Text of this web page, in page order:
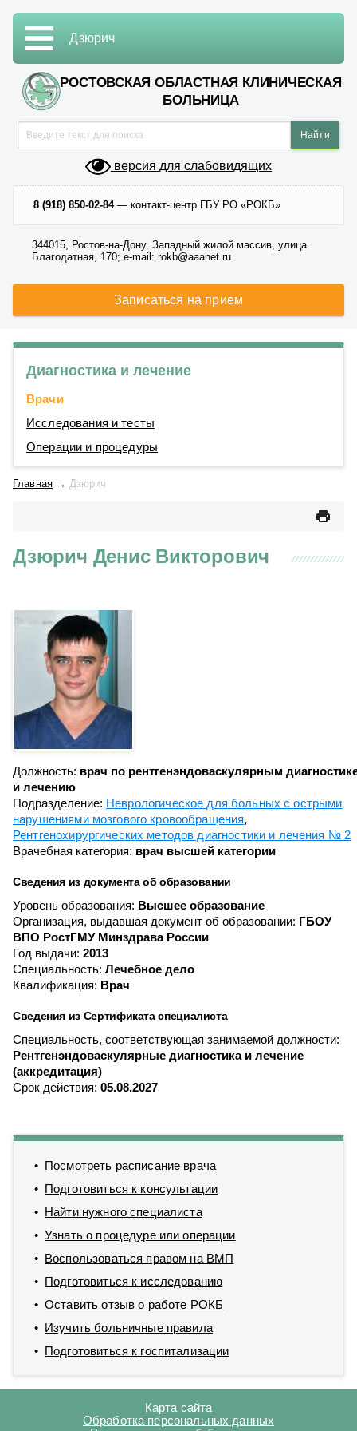
РОСТОВСКАЯ ОБЛАСТНАЯ КЛИНИЧЕСКАЯ
БОЛЬНИЦА
версия для слабовидящих
8 (918) 850-02-84— контакт-центр ГБУ РО «РОКБ»
344015, Ростов-на-Дону, Западный жилой массив, улица
Благодатная, 170; e-mail: rokb@aaanet.ru
Записаться на прием
Дзюрич
Диагностика и лечение
Врачи
Исследования и тесты
Операции и процедуры
Главная →Дзюрич
Дзюрич Денис Викторович
Должность: врач по рентгенэндоваскулярным
и лечению
Подразделение: Неврологическое для больных с острыми
нарушениями мозгового кровообращения
Рентгенохирургических методов диагностики и лечения № 2
Врачебная категория: врач высшей категории
Сведения из документа об образовании
Уровень образования: Высшее образование
Организация, выдавшая документ об образовании: ГБОУ
ВПО РостГМУ Минздрава России
Год выдачи: 2013
Специальность: Лечебное дело
Квалификация: Врач
Сведения из Сертификата специалиста
Специальность, соответствующая занимаемой должности:
Рентгенэндоваскулярные диагностика и лечение
(аккредитация)
Срок действия: 05.08.2027
Посмотреть расписание врача
Подготовиться к консультации
Найти нужного специалиста
Узнать о процедуре или операции
Воспользоваться правом на ВМП
Подготовиться к исследованию
Оставить отзыв о работе РОКБ
Изучить больничные правила
Подготовиться к госпитализации
Карта сайта
Обработка персональных данных